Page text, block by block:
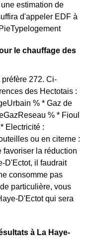
estimation de
d'appeler EDF à
le chauffage des
272. Ci-
des Hectotais :
% * Gaz de
% * Fioul
Electricité :
ou en citerne :
favoriser la réduction
D'Ectot, il faudrait
consomme pas
particulière, vous
D'Ectot qui sera
à La Haye-